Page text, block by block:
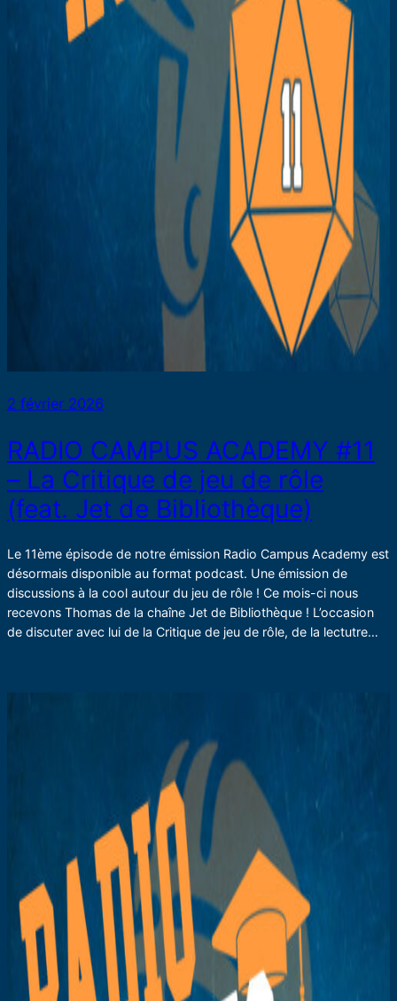
2 février 2026
RADIO CAMPUS ACADEMY #11
– La Critique de jeu de rôle
(feat. Jet de Bibliothèque)
Le 11ème épisode de notre émission Radio Campus Academy est
désormais disponible au format podcast. Une émission de
discussions à la cool autour du jeu de rôle ! Ce mois-ci nous
recevons Thomas de la chaîne Jet de Bibliothèque ! L’occasion
de discuter avec lui de la Critique de jeu de rôle, de la lectutre…